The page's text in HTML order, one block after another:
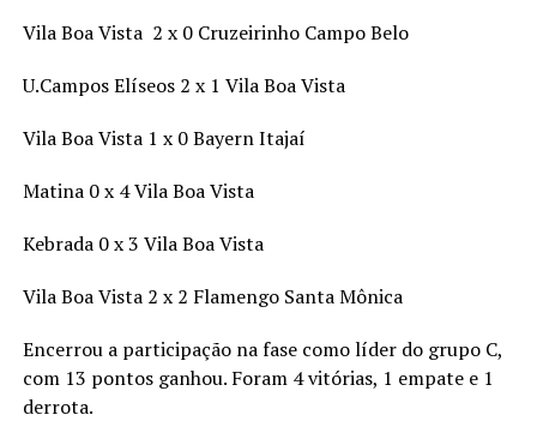
Vila Boa Vista 2 x 0 Cruzeirinho Campo Belo
U.Campos Elíseos 2 x 1 Vila Boa Vista
Vila Boa Vista 1 x 0 Bayern Itajaí
Matina 0 x 4 Vila Boa Vista
Kebrada 0 x 3 Vila Boa Vista
Vila Boa Vista 2 x 2 Flamengo Santa Mônica
Encerrou a participação na fase como líder do grupo C,
com 13 pontos ganhou. Foram 4 vitórias, 1 empate e 1
derrota.